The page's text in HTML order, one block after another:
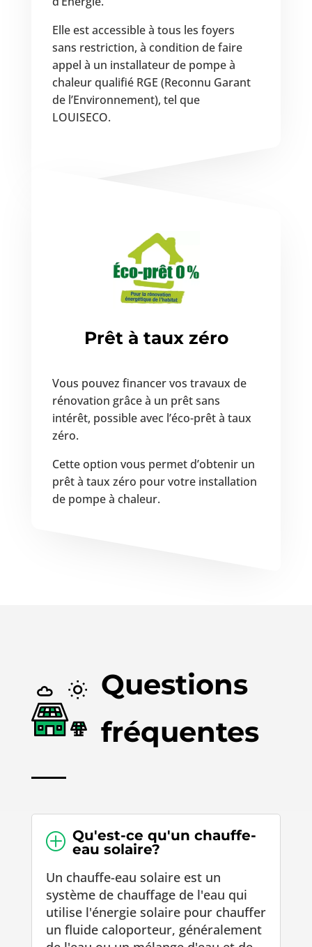
Elle est accessible à tous les foyers
sans restriction, à condition de faire
appel à un installateur de pompe à
chaleur qualifié RGE (Reconnu Garant
de l’Environnement), tel que
LOUISECO.
Prêt à taux zéro
Vous pouvez financer vos travaux de
rénovation grâce à un prêt sans
intérêt, possible avec l’éco-prêt à taux
zéro.
Cette option vous permet d’obtenir un
prêt à taux zéro pour votre installation
de pompe à chaleur.
Questions
fréquentes
P Qu'est-ce qu'un chauffe-
eau solaire?
Un chauffe-eau solaire est un
système de chauffage de l'eau qui
utilise l'énergie solaire pour chauffer
un fluide caloporteur, généralement